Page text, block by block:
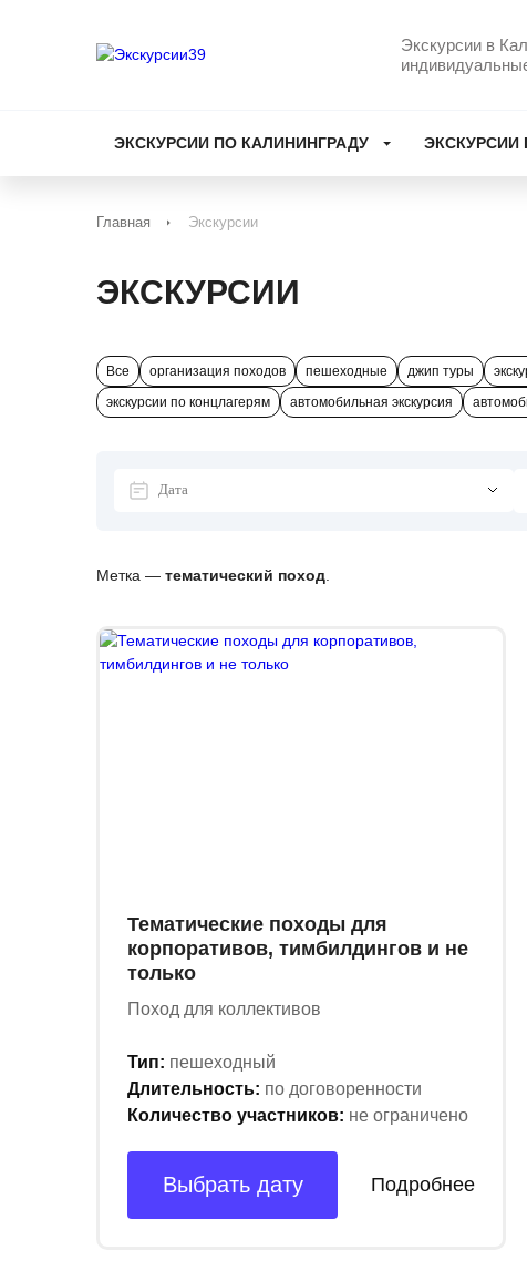
Экскурсии в
ЭКСКУРСИИ ПО КАЛИНИНГРАДУ ЭКСКУРСИИ
Главная Экскурсии
ЭКСКУРСИИ
Все организация походов пешеходные джип туры
экскурсии по концлагерям
автомобильная экскурсия
Метка — тематический поход
Тематические походы для
корпоративов, тимбилдингов и не
только
Поход для коллективов
Тип: пешеходный
Длительность: по договоренности
Количество участников: не ограничено
Выбрать дату Подробнее